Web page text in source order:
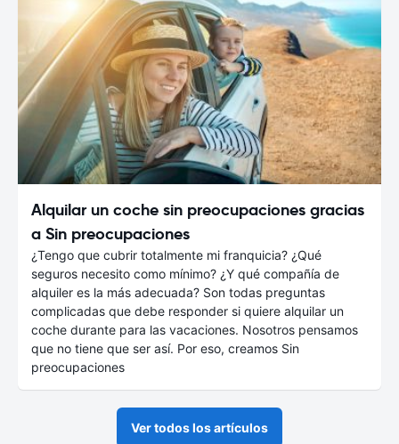
Alquilar un coche sin preocupaciones gracias
a Sin preocupaciones
¿Tengo que cubrir totalmente mi franquicia? ¿Qué
seguros necesito como mínimo? ¿Y qué compañía de
alquiler es la más adecuada? Son todas preguntas
complicadas que debe responder si quiere alquilar un
coche durante para las vacaciones. Nosotros pensamos
que no tiene que ser así. Por eso, creamos Sin
preocupaciones
Ver todos los artículos